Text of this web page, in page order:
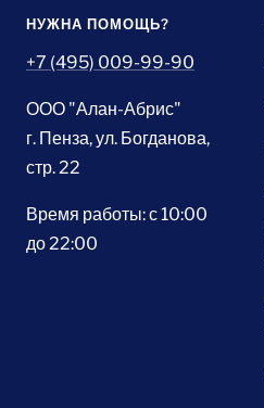
НУЖНА ПОМОЩЬ?
+7 (495) 009-99-90
ООО "Алан-Абрис"
г. Пенза, ул. Богданова,
стр. 22
Время работы: с 10:00
до 22:00